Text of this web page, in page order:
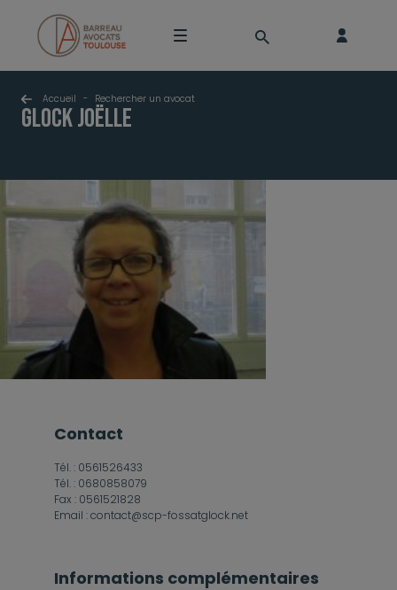
Accueil - Rechercher un avocat
GLOCK Joëlle
contact
Tél. : 0561526433
Tél. : 0680858079
Fax : 0561521828
Email :contact@scp-fossatglock.net
Informations complémentaires